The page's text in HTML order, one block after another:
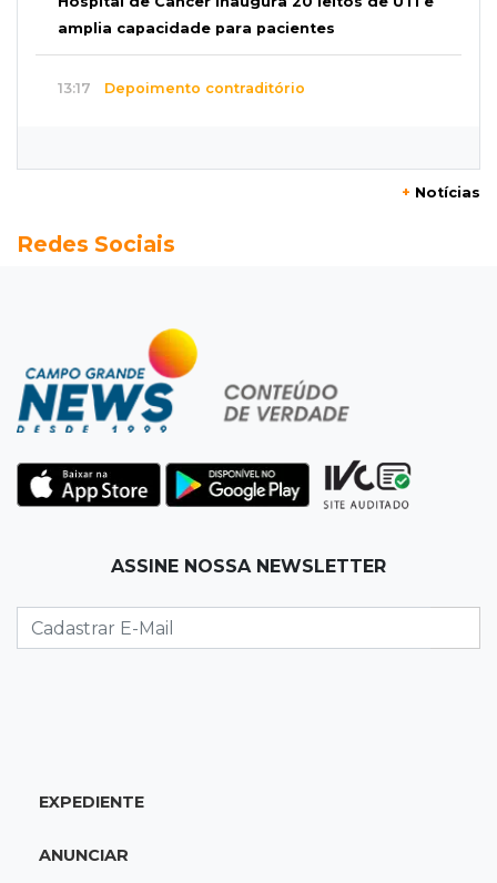
amplia capacidade para pacientes
13:17 Depoimento contraditório
Filha denuncia coronel da reserva da PM por
Artigos
Profissionais da Educação: aqueles que fazem
da escola um lugar de transformação
Venda de diesel em MS bate recorde no
primeiro semestre de 2026
Podcast
de Medicina, compara secretário
12:21Agosto Lilás
combate à violência contra mulheres
+ Notícias
Redes Sociais
ASSINE NOSSA NEWSLETTER
EXPEDIENTE
ANUNCIAR